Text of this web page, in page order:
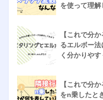
を使って理解
【これで分
るエルボー
く分かりや
【これで分
をn乗したと